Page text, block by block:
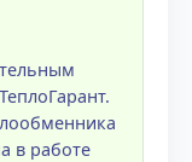
в работе